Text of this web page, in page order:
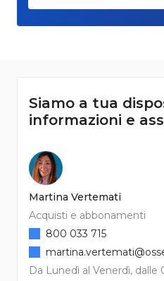
Siamo a tua
informazioni e
Martina Vertemati
Acquisti e abbonamenti
Da Lunedì al Venerdì, dalle
800 033 715